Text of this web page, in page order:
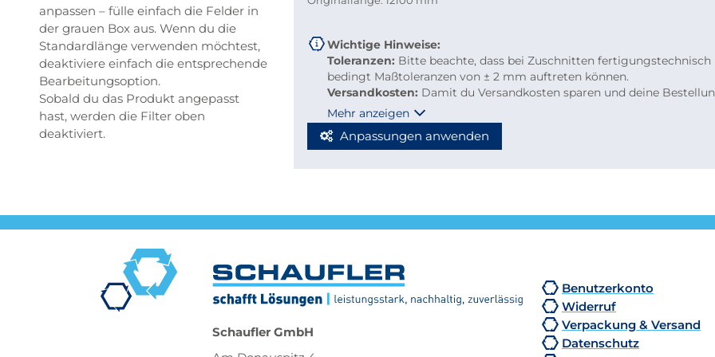
anpassen – fülle einfach die Felder in
der grauen Box aus. Wenn du die
Standardlänge verwenden möchtest,
deaktiviere einfach die entsprechende
Bearbeitungsoption.
Sobald du das Produkt angepasst
hast, werden die Filter oben
deaktiviert.
Wichtige Hinweise:
Toleranzen: Bitte beachte, dass bei Zuschnitten fertigungstechnisch
bedingt Maßtoleranzen von ± 2 mm auftreten können.
Versandkosten: Damit du Versandkosten sparen und deine
bequem per Paketdienst geliefert werden kann, beachte bitte folgende
Richtlinien für Kleinmengen-Zuschnitte
Stabmaterial: maximal 2.000 mm Länge
Berechnung: 2 × Breite + 1 × längste Seite (max. 2.000 mm)
Mehr anzeigen
Anpassungen anwenden
Schaufler GmbH
Benutzerkonto
Widerruf
Verpackung & Versand
Datenschutz